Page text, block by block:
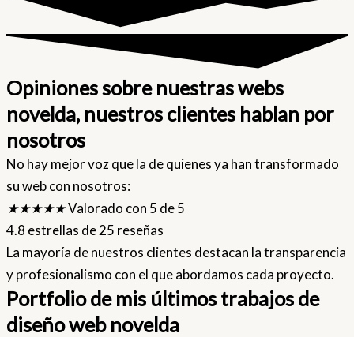
Opiniones sobre nuestras webs
novelda, nuestros clientes hablan por
nosotros
No hay mejor voz que la de quienes ya han transformado
su web con nosotros:
★★★★★Valorado con 5 de 5
4.8 estrellas de 25 reseñas
La mayoría de nuestros clientes destacan la transparencia
y profesionalismo con el que abordamos cada proyecto.
Portfolio de mis últimos trabajos de
diseño web novelda